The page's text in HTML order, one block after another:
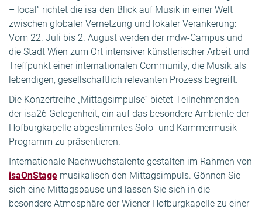
– local“ richtet die isa den Blick auf Musik in einer Welt
zwischen globaler Vernetzung und lokaler Verankerung:
Vom 22. Juli bis 2. August werden der mdw-Campus und
die Stadt Wien zum Ort intensiver künstlerischer Arbeit und
Treffpunkt einer internationalen Community, die Musik als
lebendigen, gesellschaftlich relevanten Prozess begreift.
Die Konzertreihe „Mittagsimpulse“ bietet Teilnehmenden
der isa26 Gelegenheit, ein auf das besondere Ambiente der
Hofburgkapelle abgestimmtes Solo- und Kammermusik-
Programm zu präsentieren.
Internationale Nachwuchstalente gestalten im Rahmen von
isaOnStage musikalisch den Mittagsimpuls. Gönnen Sie
sich eine Mittagspause und lassen Sie sich in die
besondere Atmosphäre der Wiener Hofburgkapelle zu einer